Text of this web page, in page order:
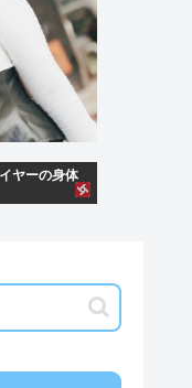
ヤーの身体